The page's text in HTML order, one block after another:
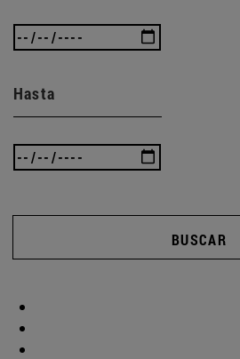
Hasta
BUSCAR